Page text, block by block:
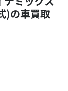
)の車買取